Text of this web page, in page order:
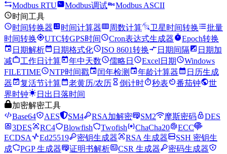
Modbus RTU
Modbus调试
Modbus ASCII
时间工具
时间转换器
时间计算器 周数计算 卫星时间转换
批量
时间转换
UTC转GPS时间 Cron表达式生成器
Epoch转换
日期解析
日期格式化 ISO 8601转换 日期间隔
日期加
减
工作日计算 年中天数 儒略日 Excel日期
Windows
FILETIME
NTP时间戳 闰年检测 年龄计算器
日历生成
器
复活节计算 老黄历/农历 倒计时 秒表 番茄钟
世
界时钟
日出日落时间
加密解密工具
Base64
AES SM4 RSA加解密 SM2 摩斯密码
DES
3DES
RC4 Blowfish Twofish ChaCha20
ECC
ECDSA
Ed25519 密钥生成器 RSA 生成器
SSH 密钥生
成
PGP 生成器 证明书解析 CSR 生成器
密码生成器